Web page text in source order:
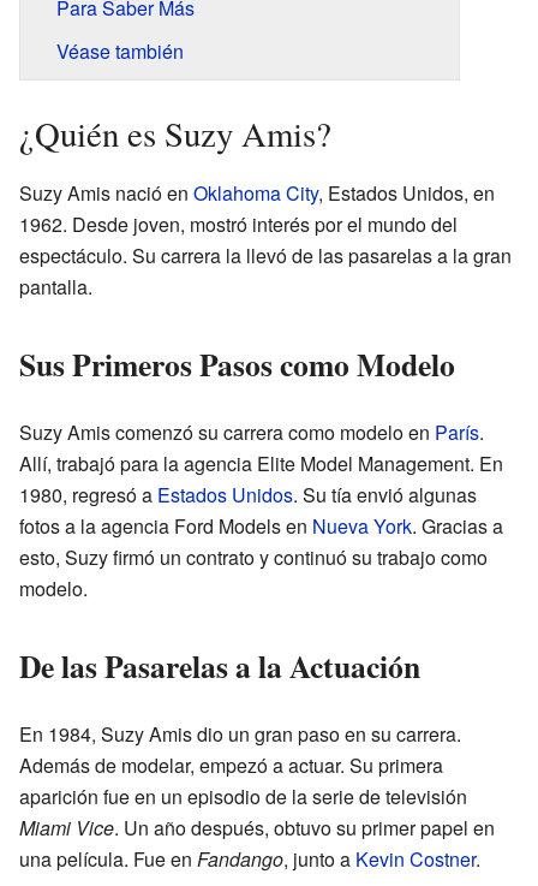
Para Saber Más
Véase también
¿Quién es Suzy Amis?
Suzy Amis nació en Oklahoma City, Estados Unidos, en
1962. Desde joven, mostró interés por el mundo del
espectáculo. Su carrera la llevó de las pasarelas a la gran
pantalla.
Sus Primeros Pasos como Modelo
Suzy Amis comenzó su carrera como modelo en París.
Allí, trabajó para la agencia Elite Model Management. En
1980, regresó a Estados Unidos. Su tía envió algunas
fotos a la agencia Ford Models en Nueva York. Gracias a
esto, Suzy firmó un contrato y continuó su trabajo como
modelo.
De las Pasarelas a la Actuación
En 1984, Suzy Amis dio un gran paso en su carrera.
Además de modelar, empezó a actuar. Su primera
aparición fue en un episodio de la serie de televisión
Miami Vice. Un año después, obtuvo su primer papel en
una película. Fue en Fandango, junto a Kevin Costner.